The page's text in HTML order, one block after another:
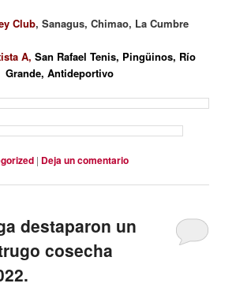
Club, Sanagus, Chimao, La Cumbre
A, San Rafael Tenis, Pingüinos, Río
Grande, Antideportivo
| Deja un comentario
destaparon un
cosecha